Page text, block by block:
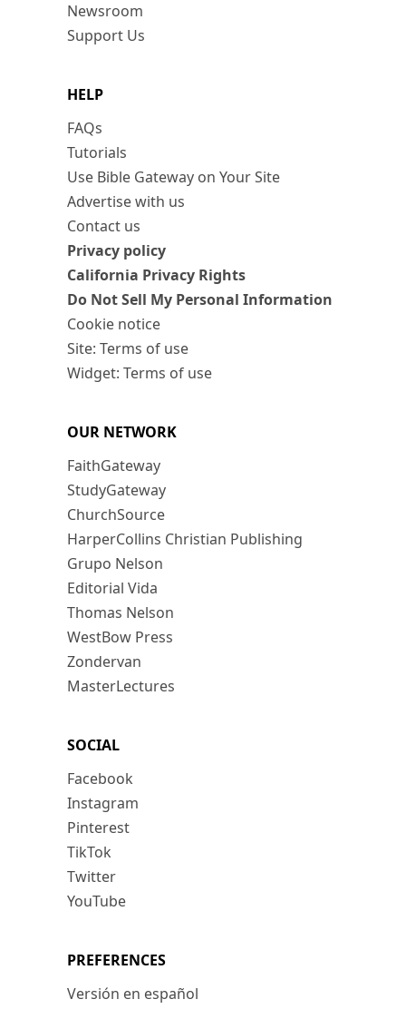
Newsroom
Support Us
HELP
FAQs
Tutorials
Use Bible Gateway on Your Site
Advertise with us
Contact us
Privacy policy
California Privacy Rights
Do Not Sell My Personal Information
Cookie notice
Site: Terms of use
Widget: Terms of use
OUR NETWORK
FaithGateway
StudyGateway
ChurchSource
HarperCollins Christian Publishing
Grupo Nelson
Editorial Vida
Thomas Nelson
WestBow Press
Zondervan
MasterLectures
SOCIAL
Facebook
Instagram
Pinterest
TikTok
Twitter
YouTube
PREFERENCES
Versión en español